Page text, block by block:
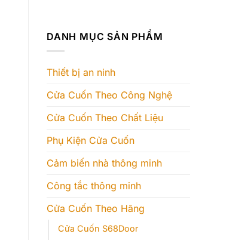
DANH MỤC SẢN PHẨM
Thiết bị an ninh
Cửa Cuốn Theo Công Nghệ
Cửa Cuốn Theo Chất Liệu
Phụ Kiện Cửa Cuốn
Cảm biến nhà thông minh
Công tắc thông minh
Cửa Cuốn Theo Hãng
Cửa Cuốn S68Door